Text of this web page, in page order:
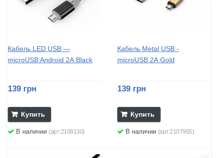
Кабель LED USB —
microUSB Android 2А Black
139 грн
Купить
В наличии (арт:2109130)
Кабель Metal USB -
microUSB 2А Gold
139 грн
Купить
В наличии (арт:2107965)